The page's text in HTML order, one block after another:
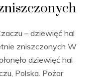
– dziewięć hal
zniszczonych W
dziewięć hal
Polska. Pożar